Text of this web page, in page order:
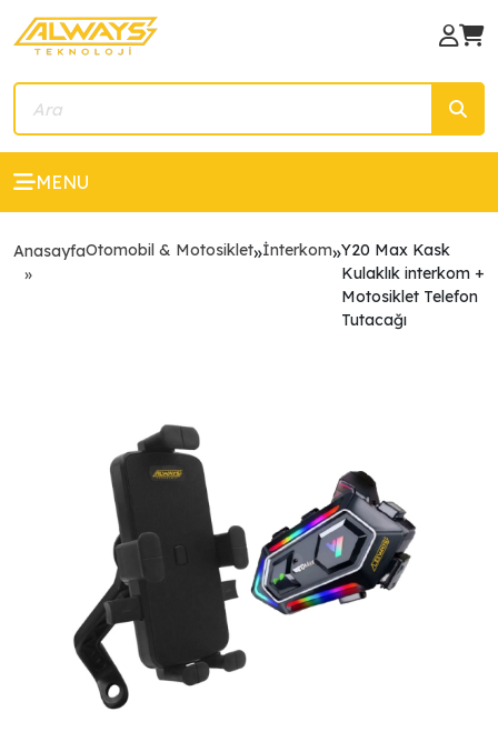
MENU
AnasayfaOtomobil & Motosiklet»İnterkom»Y20 Max Kask
Kulaklık interkom +
Motosiklet Telefon
Tutacağı